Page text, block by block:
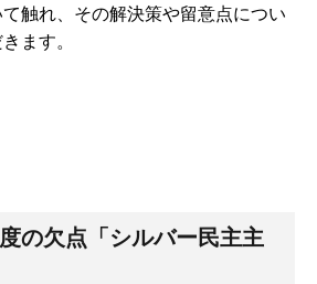
触れ、その解決策や留意点につい
ます。
の欠点「シルバー民主主